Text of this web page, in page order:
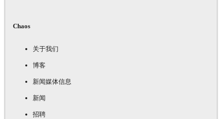
Chaos
关于我们
博客
新闻媒体信息
新闻
招聘